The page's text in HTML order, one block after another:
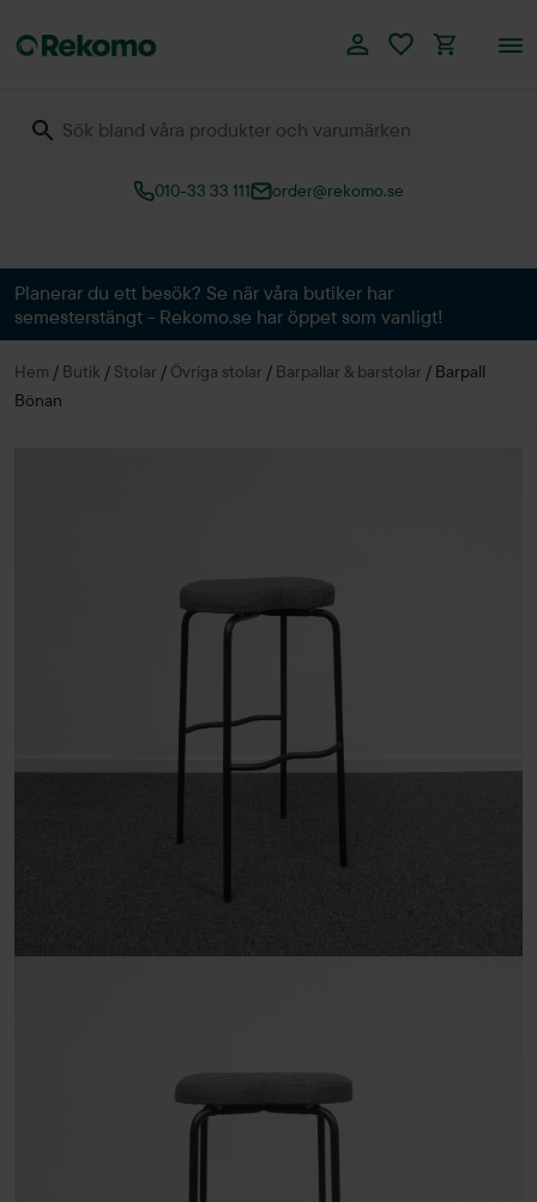
010-33 33 111 order@rekomo.se
Planerar du ett besök? Se när våra butiker har
semesterstängt - Rekomo.se har öppet som vanligt!
Hem / Butik / Stolar / Övriga stolar / Barpallar & barstolar / Barpall
Bönan